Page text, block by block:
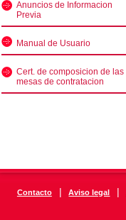
Anuncios de Informacion
Previa
Manual de Usuario
Cert. de composicion de las
mesas de contratacion
Contacto | Aviso legal |